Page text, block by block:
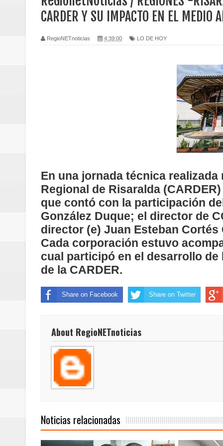
Regionetnoticias / Caldas
Regionetnoticias / La Alcaldía
Regionetnoticias / Agua
Regionetnoticias / Población
Vallecaucana
Regionetnoticias / Villarrica
Regionetnoticias / Alcaldía de
calle San Juan de Dios del
Regionetnoticias / Pereira
Regionetnoticias / Gobernación
Regionetnoticias / Las ayudas
CARDER Y SU IMPACTO EN EL MEDIO
RegioNETnoticias 4:39:00 LO DE HOY
En una jornada técnica
Regional de Risaralda
que contó con la participación
González Duque; el director de
director (e) Juan Esteban
Cada corporación estuvo
cual participó en el desarrollo
de la CARDER.
Share on Facebook Share on Twitter
About RegioNETnoticias
Noticias relacionadas